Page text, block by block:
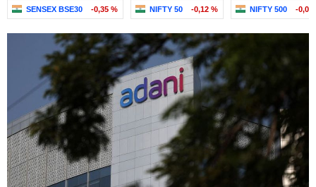
SENSEX BSE30 -0,35 % NIFTY 50 -0,12 % NIFTY 500 -0,02